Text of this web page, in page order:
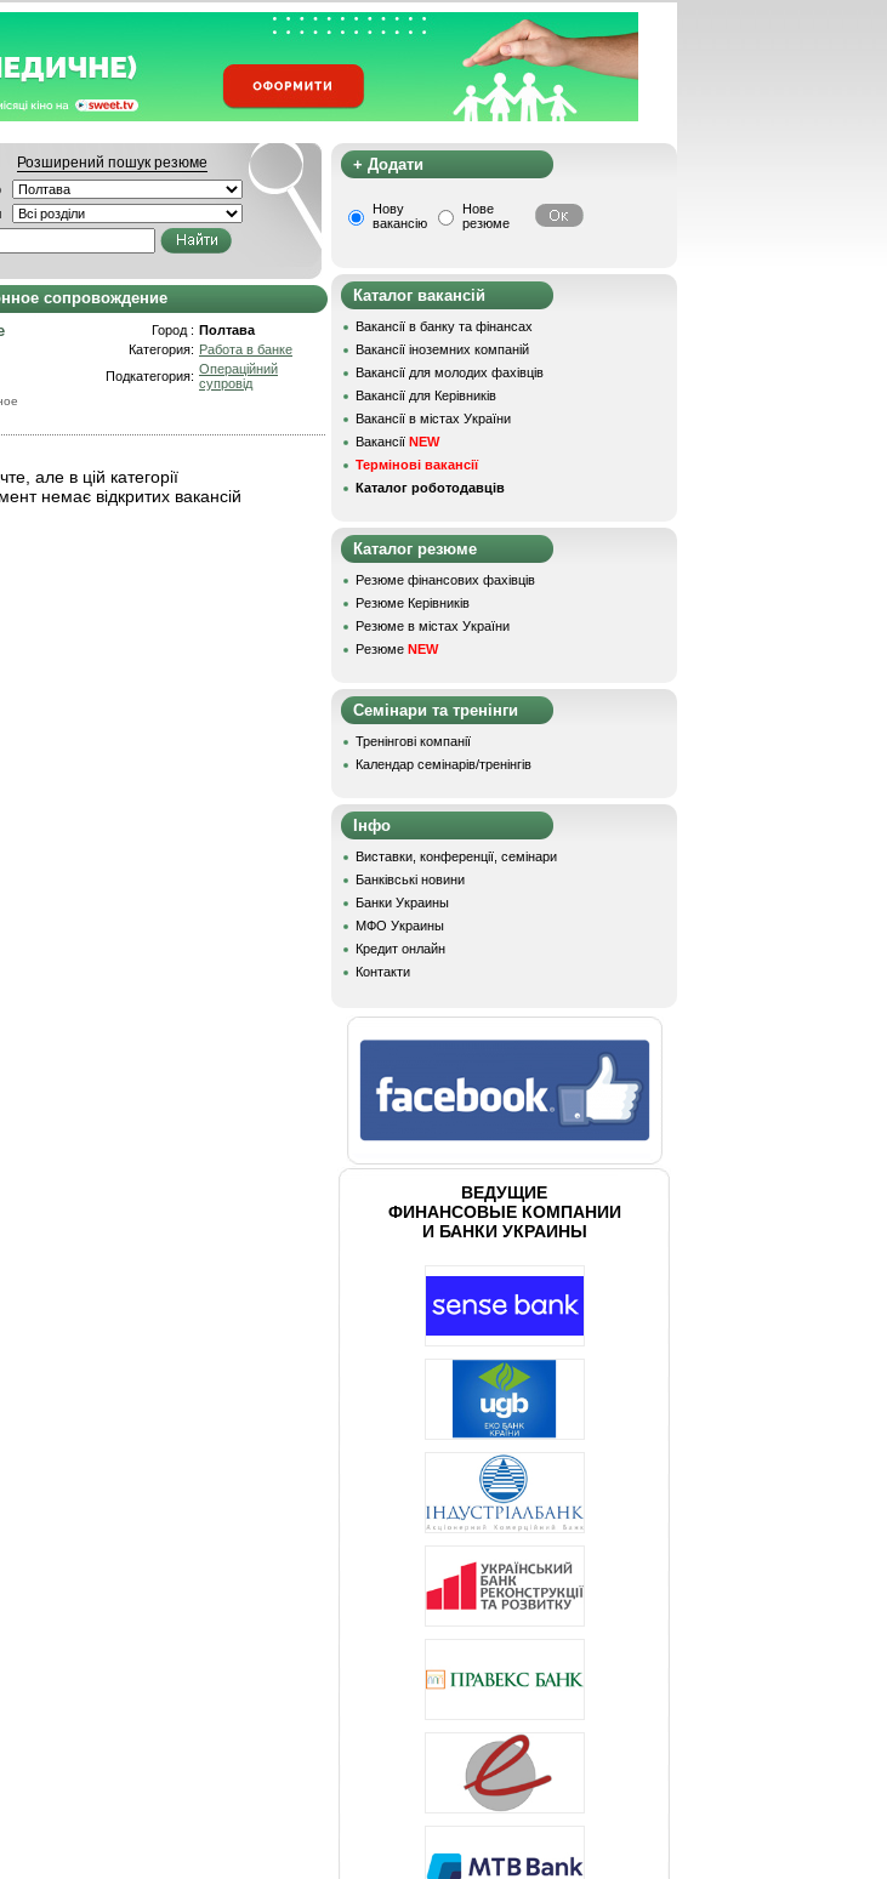
Розширений пошук резюме
сопровождение
Город : Полтава
Категория: Работа в банке
Подкатегория: Операційний
супровід
але в цій категорії
немає відкритих вакансій
+ Додати
Нову
вакансію
Нове
резюме
Каталог вакансій
Вакансії в банку та фінансах
Вакансії іноземних компаній
Вакансії для молодих фахівців
Вакансії для Керівників
Вакансії в містах України
Вакансії NEW
Термінові вакансії
Каталог роботодавців
Каталог резюме
Резюме фінансових фахівців
Резюме Керівників
Резюме в містах України
Резюме NEW
Семінари та тренінги
Тренінгові компанії
Календар семінарів/тренінгів
Інфо
Виставки, конференції, семінари
Банківські новини
Банки Украины
МФО Украины
Кредит онлайн
Контакти
ВЕДУЩИЕ
ФИНАНСОВЫЕ КОМПАНИИ
И БАНКИ УКРАИНЫ